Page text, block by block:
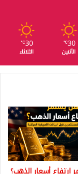
30
℃
الأثنين
30
℃
الثلاثاء